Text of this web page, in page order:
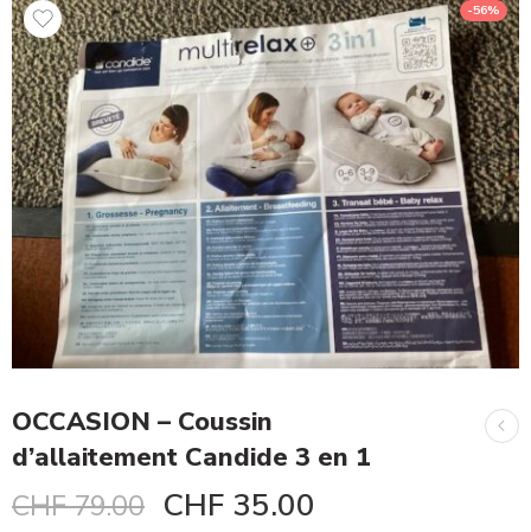
-56%
OCCASION – Coussin
d’allaitement Candide 3 en 1
CHF79.00 CHF 35.00